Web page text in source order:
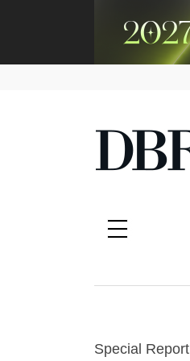
Special Report